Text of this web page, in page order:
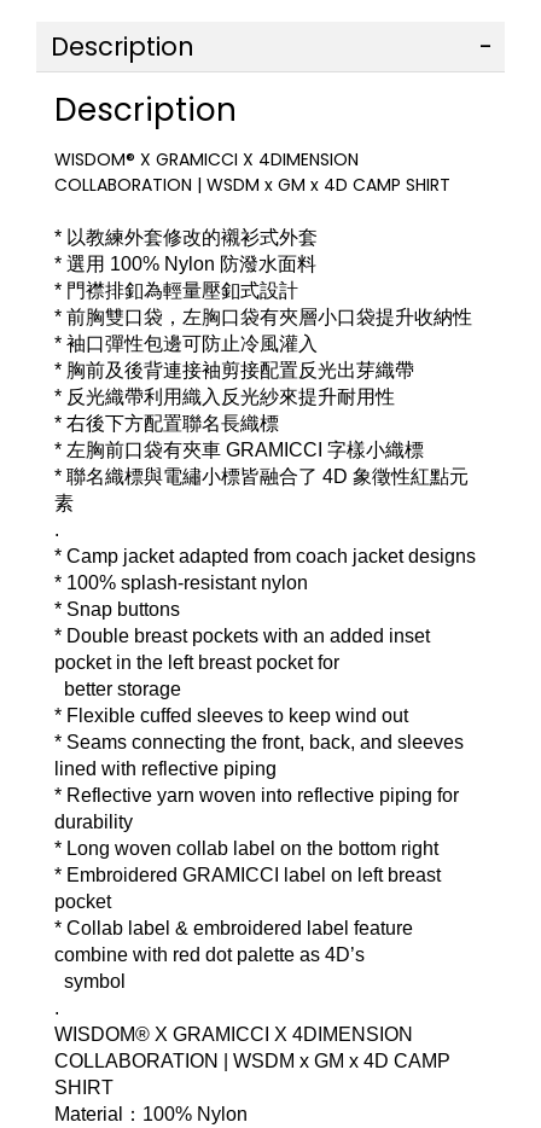
Description
Description
WISDOM® X GRAMICCI X 4DIMENSION
COLLABORATION | WSDM x GM x 4D CAMP SHIRT
* 以教練外套修改的襯衫式外套
* 選用 100% Nylon 防潑水面料
* 門襟排釦為輕量壓釦式設計
* 前胸雙口袋，左胸口袋有夾層小口袋提升收納性
* 袖口彈性包邊可防止冷風灌入
* 胸前及後背連接袖剪接配置反光出芽織帶
* 反光織帶利用織入反光紗來提升耐用性
* 右後下方配置聯名長織標
* 左胸前口袋有夾車 GRAMICCI 字樣小織標
* 聯名織標與電繡小標皆融合了 4D 象徵性紅點元
素
.
* Camp jacket adapted from coach jacket designs
* 100% splash-resistant nylon
* Snap buttons
* Double breast pockets with an added inset
pocket in the left breast pocket for
better storage
* Flexible cuffed sleeves to keep wind out
* Seams connecting the front, back, and sleeves
lined with reflective piping
* Reflective yarn woven into reflective piping for
durability
* Long woven collab label on the bottom right
* Embroidered GRAMICCI label on left breast
pocket
* Collab label & embroidered label feature
combine with red dot palette as 4D’s
symbol
.
WISDOM® X GRAMICCI X 4DIMENSION
COLLABORATION | WSDM x GM x 4D CAMP
SHIRT
Material：100% Nylon